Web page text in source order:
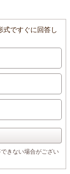
式ですぐに回答し
きない場合がござい